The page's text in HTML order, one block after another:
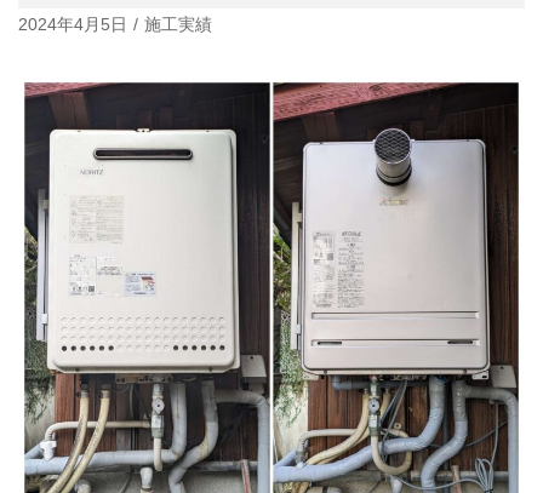
ッ
2024年4月5日 施工実績